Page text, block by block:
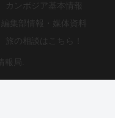
カンボジア基本情報
編集部情報・媒体資料
旅の相談はこちら！
局.